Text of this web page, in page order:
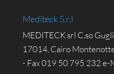
Mediteck S.r.l
MEDITECK srl C.so
17014, Cairo
- Fax 019 50 795 232 e-